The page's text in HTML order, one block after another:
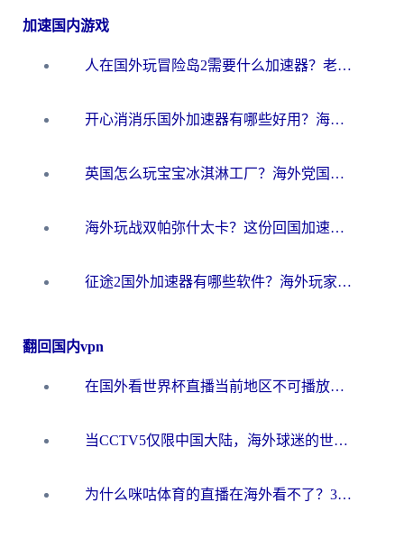
加速国内游戏
人在国外玩冒险岛2需要什么加速器？老玩家亲测有效的选择指南
开心消消乐国外加速器有哪些好用？海外党亲测不踩坑指南（附塔瑞斯世界Online流畅技巧）
英国怎么玩宝宝冰淇淋工厂？海外党国服游戏加速避坑指南（附挪威装甲风暴解决方案）
海外玩战双帕弥什太卡？这份回国加速器终极指南帮你告别延迟（附打球球大作战古今江湖加速方案）
征途2国外加速器有哪些软件？海外玩家亲测实用指南（附非洲梦幻西游加速技巧）
翻回国内vpn
在国外看世界杯直播当前地区不可播放？海外党必看的回国加速全攻略
当CCTV5仅限中国大陆，海外球迷的世界杯狂欢如何继续？
为什么咪咕体育的直播在海外看不了？3步解决海外看世界杯+抖音地区限制难题